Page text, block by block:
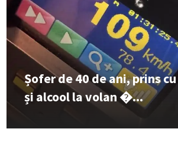
Șofer de 40 de ani, prins
și alcool la volan �...